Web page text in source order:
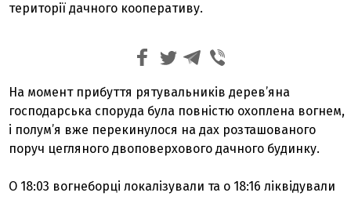
території дачного кооперативу.
На момент прибуття рятувальників дерев’яна
господарська споруда була повністю охоплена вогнем,
і полум’я вже перекинулося на дах розташованого
поруч цегляного двоповерхового дачного будинку.
О 18:03 вогнеборці локалізували та о 18:16 ліквідували